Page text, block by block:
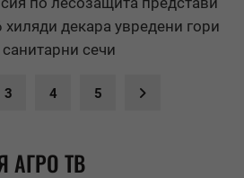
декара увредени гори
сечи
3 4 5
АГРО ТВ